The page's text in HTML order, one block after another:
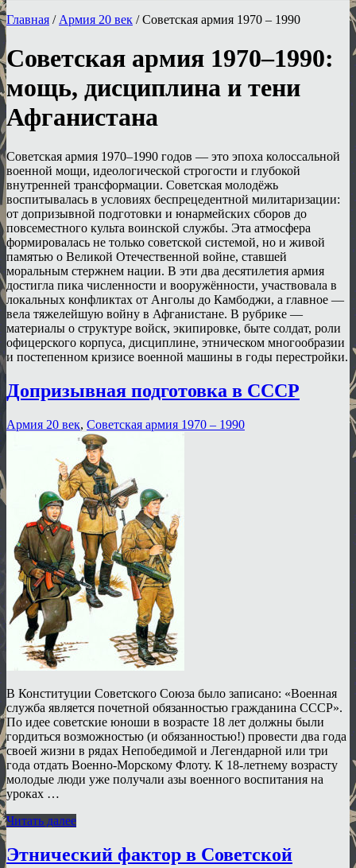
Главная / Армия 20 век /Советская армия 1970 – 1990
Советская армия 1970–1990:
мощь, дисциплина и тени
Афганистана
Советская армия 1970–1990 годов — это эпоха колоссальной
военной мощи, идеологической строгости и глубокой
внутренней трансформации. Советская молодёжь
воспитывалась в условиях беспрецедентной милитаризации:
от допризывной подготовки и юнармейских сборов до
повсеместного культа воинской службы. Эта атмосфера
формировалась не только советской системой, но и живой
памятью о Великой Отечественной войне, ставшей
моральным стержнем нации. В эти два десятилетия армия
достигла пика численности и вооружённости, участвовала в
локальных конфликтах от Анголы до Камбоджи, а главное —
вела тяжелейшую войну в Афганистане. В рубрике —
материалы о структуре войск, экипировке, быте солдат, роли
офицерского корпуса, дисциплине, этническом многообразии
и постепенном кризисе военной машины в годы перестройки.
Допризывная подготовка в СССР
Армия 20 век, Советская армия 1970 – 1990
В Конституции Советского Союза было записано: «Военная
служба является почетной обязанностью гражданина СССР».
По идее советские юноши в возрасте 18 лет должны были
гордиться возможностью (и обязанностью!) провести два года
своей жизни в рядах Непобедимой и Легендарной или три
года отдать Военно-Морскому Флоту. К 18-летнему возрасту
молодые люди уже получали азы военного воспитания на
уроках …
Читать далее
Этнический фактор в Советской